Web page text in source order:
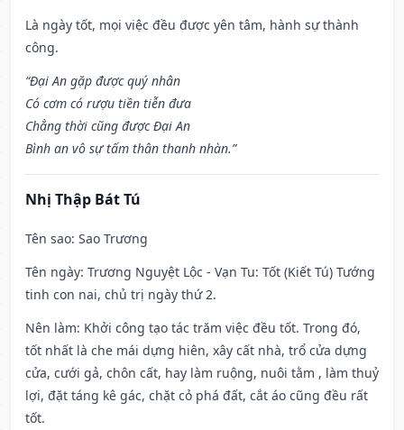
Là ngày tốt, mọi việc đều được yên tâm, hành sự thành
công.
“Đại An gặp được quý nhân
Có cơm có rượu tiền tiễn đưa
Chẳng thời cũng được Đại An
Bình an vô sự tấm thân thanh nhàn.”
Nhị Thập Bát Tú
Tên sao: Sao Trương
Tên ngày: Trương Nguyệt Lộc - Vạn Tu: Tốt (Kiết Tú) Tướng
tinh con nai, chủ trị ngày thứ 2.
Nên làm: Khởi công tạo tác trăm việc đều tốt. Trong đó,
tốt nhất là che mái dựng hiên, xây cất nhà, trổ cửa dựng
cửa, cưới gả, chôn cất, hay làm ruộng, nuôi tằm , làm thuỷ
lợi, đặt táng kê gác, chặt cỏ phá đất, cắt áo cũng đều rất
tốt.